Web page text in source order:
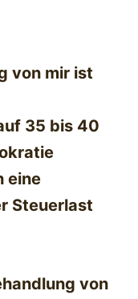
von mir ist
35 bis 40
eine
Steuerlast
von